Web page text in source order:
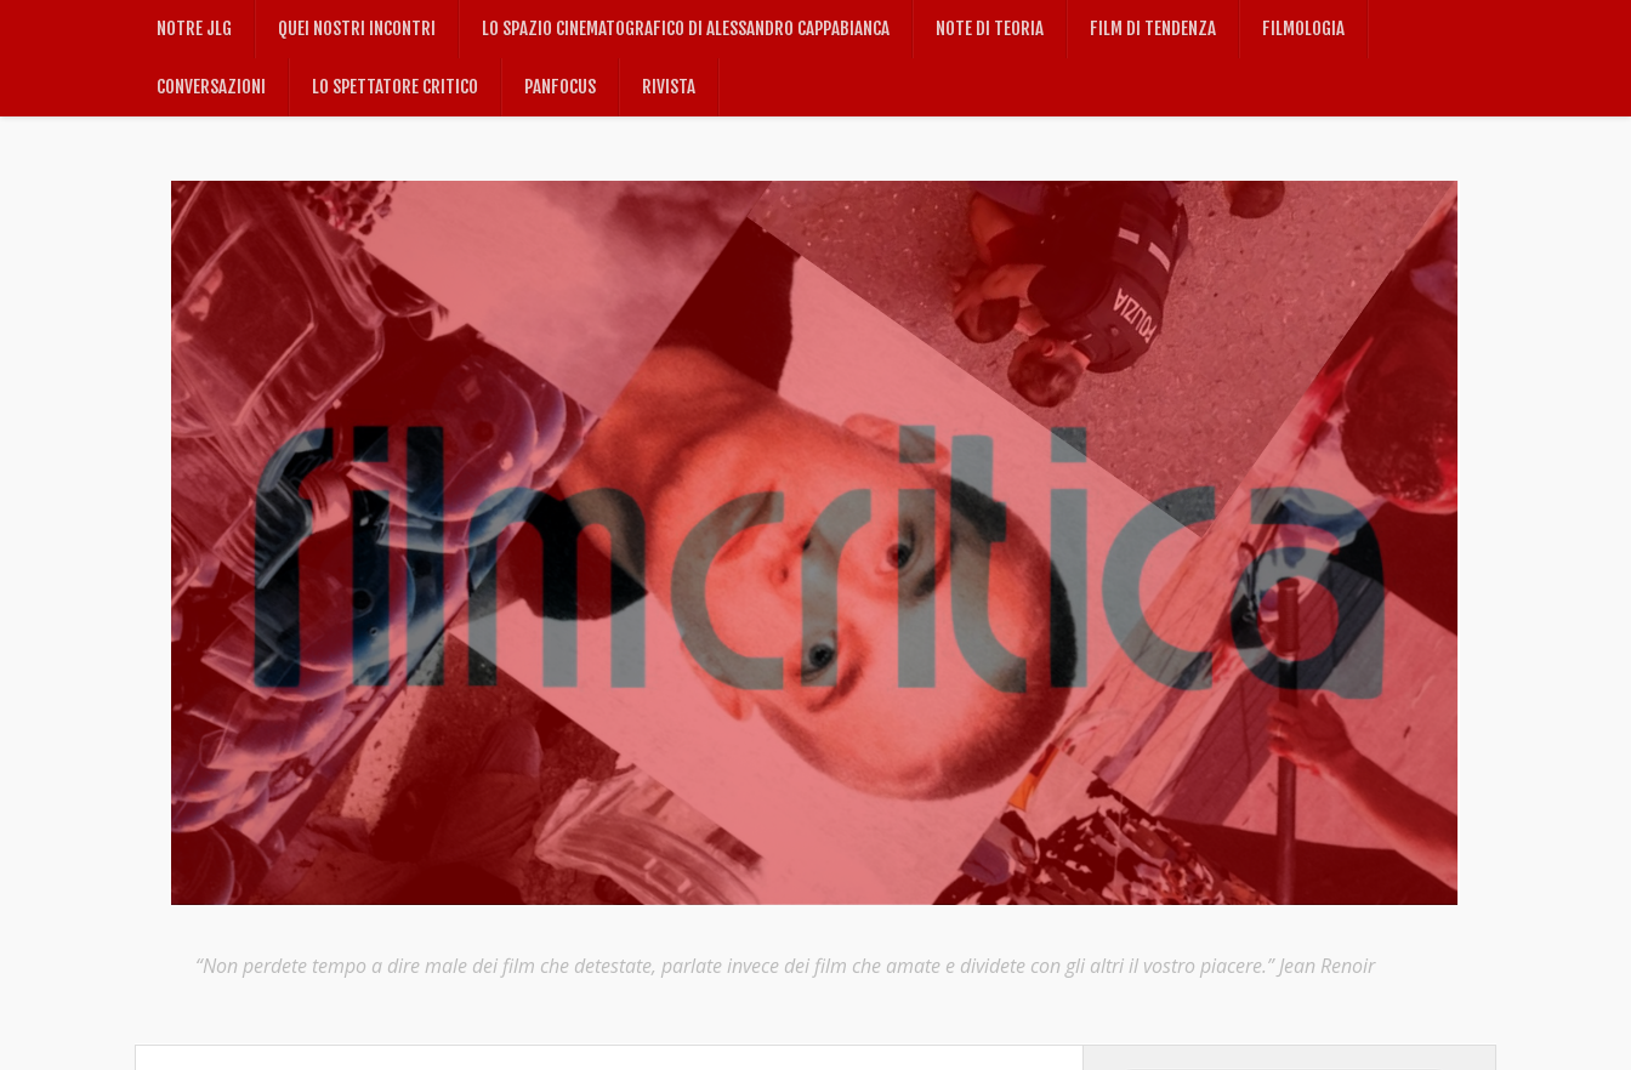
NOTRE JLG QUEI NOSTRI INCONTRI LO SPAZIO CINEMATOGRAFICO DI ALESSANDRO CAPPABIANCA NOTE DI TEORIA FILM DI TENDENZA FILMOLOGIA
CONVERSAZIONI LO SPETTATORE CRITICO PANFOCUS RIVISTA
“Non perdete tempo a dire male dei film che detestate, parlate invece dei film che amate e dividete con gli altri il vostro piacere.” Jean Renoir